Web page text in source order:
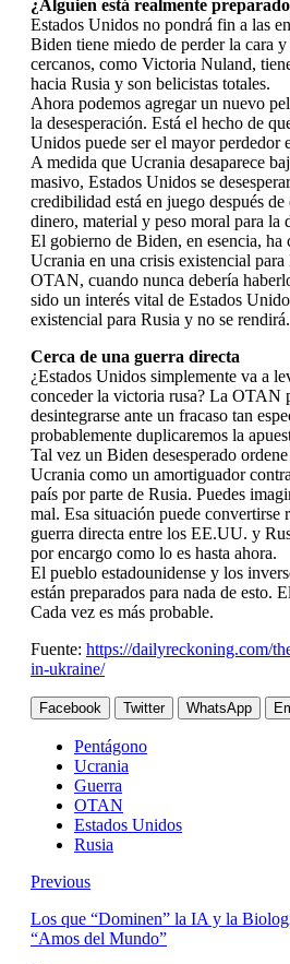
¿Alguien está realmente
Estados Unidos no pondrá fin a las
Biden tiene miedo de perder la cara y
cercanos, como Victoria Nuland,
hacia Rusia y son belicistas totales.
Ahora podemos agregar un nuevo
la desesperación. Está el hecho de
Unidos puede ser el mayor perdedor
A medida que Ucrania desaparece
masivo, Estados Unidos se
credibilidad está en juego después
dinero, material y peso moral para la
El gobierno de Biden, en esencia, ha
Ucrania en una crisis existencial
OTAN, cuando nunca debería
sido un interés vital de Estados
existencial para Rusia y no se rendirá.
Cerca de una guerra directa
¿Estados Unidos simplemente va a
conceder la victoria rusa? La OTAN
desintegrarse ante un fracaso tan
probablemente duplicaremos la
Tal vez un Biden desesperado
Ucrania como un amortiguador
país por parte de Rusia. Puedes
mal. Esa situación puede convertirse
guerra directa entre los EE.UU. y
por encargo como lo es hasta ahora.
El pueblo estadounidense y los
están preparados para nada de esto.
Cada vez es más probable.
Fuente: https://dailyreckoning.com/
in-ukraine/
Facebook Twitter WhatsApp
Pentágono
Ucrania
Guerra
OTAN
Estados Unidos
Rusia
Previous
Los que “Dominen” la IA y la
“Amos del Mundo”